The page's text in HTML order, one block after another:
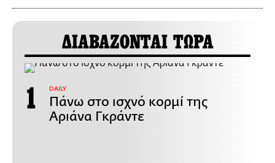
ΔΙΑΒΑΖΟΝΤΑΙ ΤΩΡΑ
DAILY
Πάνω στο ισχνό κορμί της
Αριάνα Γκράντε